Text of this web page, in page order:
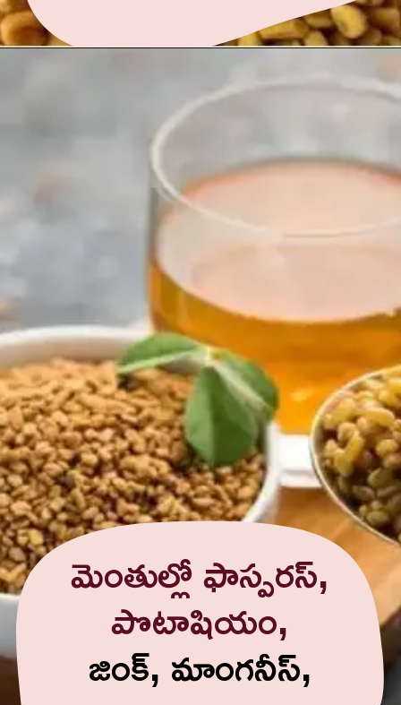
మెంతుల్లో ఫాస్పరస్,
పొటాషియం,
జింక్, మాంగనీస్,